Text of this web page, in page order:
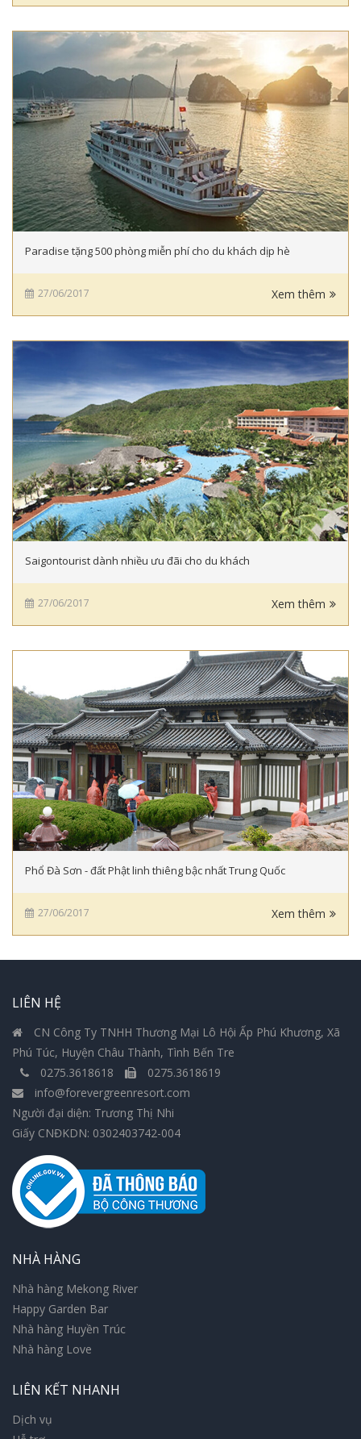
Paradise tặng 500 phòng miễn phí cho du khách dịp hè
27/06/2017 Xem thêm
Saigontourist dành nhiều ưu đãi cho du khách
27/06/2017 Xem thêm
Phổ Đà Sơn - đất Phật linh thiêng bậc nhất Trung Quốc
27/06/2017 Xem thêm
LIÊN HỆ
CN Công Ty TNHH Thương Mại Lô Hội Ấp Phú Khương, Xã
Phú Túc, Huyện Châu Thành, Tình Bến Tre
0275.3618618
0275.3618619
info@forevergreenresort.com
Người đại diện: Trương Thị Nhi
Giấy CNĐKDN: 0302403742-004
NHÀ HÀNG
Nhà hàng Mekong River
Happy Garden Bar
Nhà hàng Huyền Trúc
Nhà hàng Love
LIÊN KẾT NHANH
Dịch vụ